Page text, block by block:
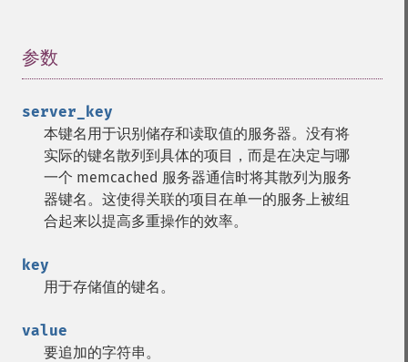
参数
server_key
本键名用于识别储存和读取值的服务器。没有将
实际的键名散列到具体的项目，而是在决定与哪
一个 memcached 服务器通信时将其散列为服务
器键名。这使得关联的项目在单一的服务上被组
合起来以提高多重操作的效率。
key
用于存储值的键名。
value
要追加的字符串。